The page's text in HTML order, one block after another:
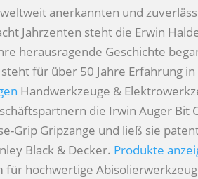
anerkannten und
Jahrzenten steht die Erwin
herausragende Geschichte
steht für über 50 Jahre Erfahrung
Handwerkzeuge &
die Irwin Auger Bit
Grip Gripzange und ließ sie
Black & Decker. Produkte
für hochwertige